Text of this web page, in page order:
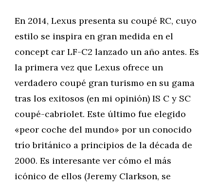
En 2014, Lexus presenta su coupé RC, cuyo
estilo se inspira en gran medida en el
concept car LF-C2 lanzado un año antes. Es
la primera vez que Lexus ofrece un
verdadero coupé gran turismo en su gama
tras los exitosos (en mi opinión) IS C y SC
coupé-cabriolet. Este último fue elegido
«peor coche del mundo» por un conocido
trío británico a principios de la década de
2000. Es interesante ver cómo el más
icónico de ellos (Jeremy Clarkson, se